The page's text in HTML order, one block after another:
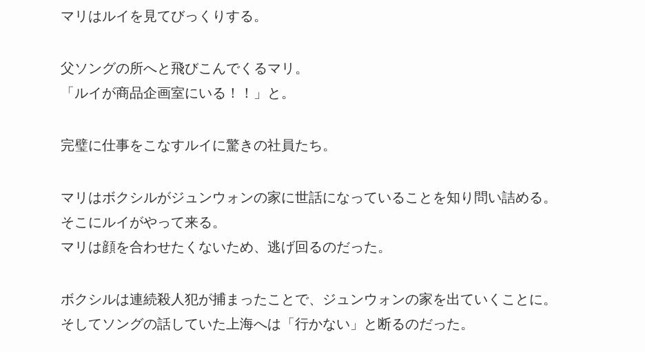
マリはルイを見てびっくりする。
父ソングの所へと飛びこんでくるマリ。
「ルイが商品企画室にいる！！」と。
完璧に仕事をこなすルイに驚きの社員たち。
マリはボクシルがジュンウォンの家に世話になっていることを知り問い詰める。
そこにルイがやって来る。
マリは顔を合わせたくないため、逃げ回るのだった。
ボクシルは連続殺人犯が捕まったことで、ジュンウォンの家を出ていくことに。
そしてソングの話していた上海へは「行かない」と断るのだった。